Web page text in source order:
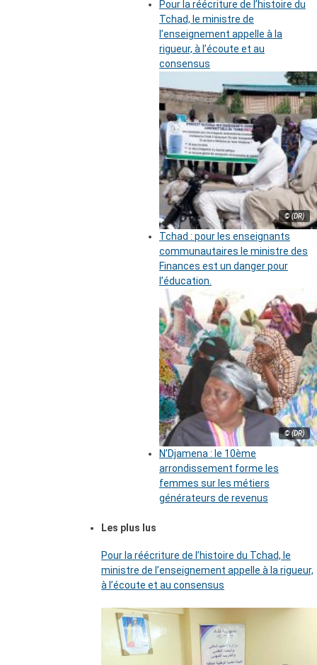
Pour la réécriture de l’histoire du
Tchad, le ministre de
l’enseignement appelle à la
rigueur, à l’écoute et au
consensus
© (DR)
Tchad : pour les enseignants
communautaires le ministre des
Finances est un danger pour
l’éducation.
© (DR)
N’Djamena : le 10ème
arrondissement forme les
femmes sur les métiers
générateurs de revenus
Les plus lus
Pour la réécriture de l’histoire du Tchad, le
ministre de l’enseignement appelle à la rigueur,
à l’écoute et au consensus